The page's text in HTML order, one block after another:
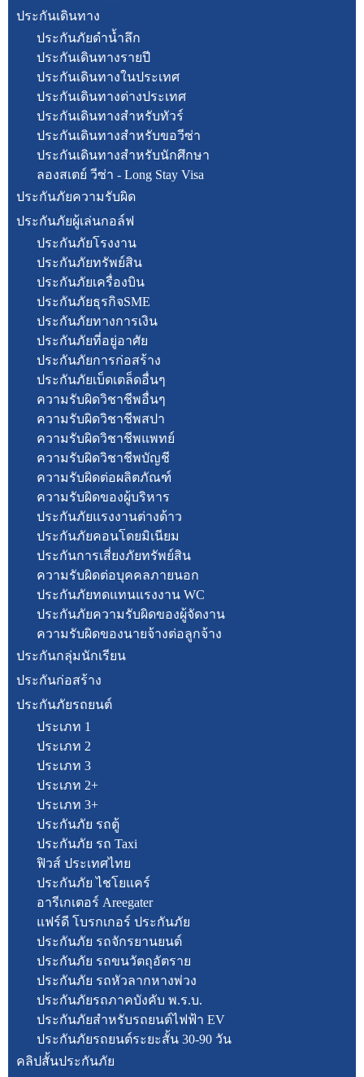
ประกันเดินทาง
ประกันภัยดำน้ำลึก
ประกันเดินทางรายปี
ประกันเดินทางในประเทศ
ประกันเดินทางต่างประเทศ
ประกันเดินทางสำหรับทัวร์
ประกันเดินทางสำหรับขอวีซ่า
ประกันเดินทางสำหรับนักศึกษา
ลองสเตย์ วีซ่า - Long Stay Visa
ประกันภัยความรับผิด
ประกันภัยผู้เล่นกอล์ฟ
ประกันภัยโรงงาน
ประกันภัยทรัพย์สิน
ประกันภัยเครื่องบิน
ประกันภัยธุรกิจSME
ประกันภัยทางการเงิน
ประกันภัยที่อยู่อาศัย
ประกันภัยการก่อสร้าง
ประกันภัยเบ็ดเตล็ดอื่นๆ
ความรับผิดวิชาชีพอื่นๆ
ความรับผิดวิชาชีพสปา
ความรับผิดวิชาชีพแพทย์
ความรับผิดวิชาชีพบัญชี
ความรับผิดต่อผลิตภัณฑ์
ความรับผิดของผู้บริหาร
ประกันภัยแรงงานต่างด้าว
ประกันภัยคอนโดยมิเนียม
ประกันการเสี่ยงภัยทรัพย์สิน
ความรับผิดต่อบุคคลภายนอก
ประกันภัยทดแทนแรงงาน WC
ประกันภัยความรับผิดของผู้จัดงาน
ความรับผิดของนายจ้างต่อลูกจ้าง
ประกันกลุ่มนักเรียน
ประกันก่อสร้าง
ประกันภัยรถยนต์
ประเภท 1
ประเภท 2
ประเภท 3
ประเภท 2+
ประเภท 3+
ประกันภัย รถตู้
ประกันภัย รถ Taxi
ฟิวส์ ประเทศไทย
ประกันภัย ไชโยแคร์
อารีเกเตอร์ Areegater
แฟร์ดี โบรกเกอร์ ประกันภัย
ประกันภัย รถจักรยานยนต์
ประกันภัย รถขนวัตถุอัตราย
ประกันภัย รถหัวลากหางพ่วง
ประกันภัยรถภาคบังคับ พ.ร.บ.
ประกันภัยสำหรับรถยนต์ไฟฟ้า EV
ประกันภัยรถยนต์ระยะสั้น 30-90 วัน
คลิปสั้นประกันภัย